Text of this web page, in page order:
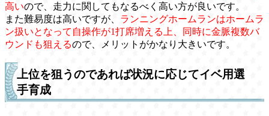
高いので、走力に関してもなるべく高い方が良いです。
また難易度は高いですが、 ランニングホームランはホームラ
ン扱いとなって自操作が1打席増える上、同時に金脈複数バ
ウンドも狙えるので、メリットがかなり大きいです。
上位を狙うのであれば状況に応じてイベ用選
手育成